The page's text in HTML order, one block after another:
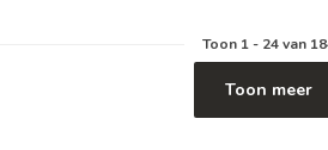
Toon 1- 24van
Toon meer